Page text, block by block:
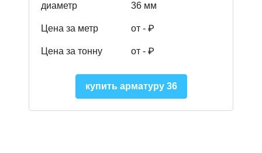
диаметр 36 мм
Цена за метр от - ₽
Цена за тонну от - ₽
купить арматуру 36